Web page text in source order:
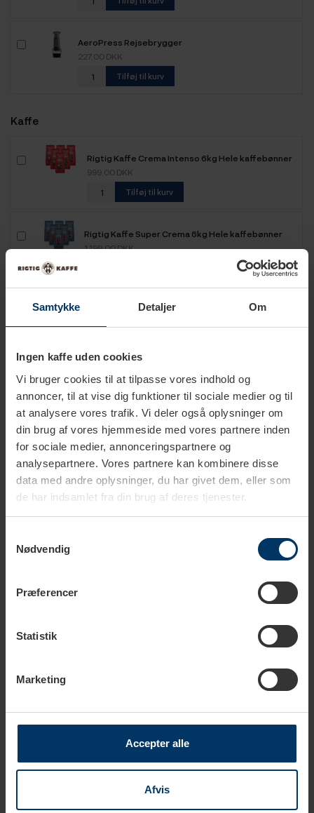
Samtykke Detaljer Om
Ingen kaffe uden cookies
Vi bruger cookies til at tilpasse vores indhold og
annoncer, til at vise dig funktioner til sociale medier og til
at analysere vores trafik. Vi deler også oplysninger om
din brug af vores hjemmeside med vores partnere inden
for sociale medier, annonceringspartnere og
analysepartnere. Vores partnere kan kombinere disse
data med andre oplysninger, du har givet dem, eller som
de har indsamlet fra din brug af deres tjenester.
Nødvendig
Præferencer
Statistik
Marketing
Accepter alle
Afvis
AeroPress Rejsebrygger
227,00 DKK
Tilføj til kurv
Kaffe
Rigtig Kaffe Crema Intenso 6kg Hele kaffebønner
999,00 DKK
Tilføj til kurv
Rigtig Kaffe Super Crema 6kg Hele kaffebønner
1.199,00 DKK
Rigtig Kaffe Organic Mixpakke 4 Varianter
Rigtig Kaffe Verdens Kaffe - 9x400g
899,95 DKK
Tilføj til kurv
Rigtig Kaffe Mixpakke 2,1kg Hele kaffebønner
599,95 DKK
Tilføj til kurv
Rigtig Kaffe Mixpakke 2,2kg Hele kaffebønner
Rigtig Kaffe Mixpakke 5,2kg Hele kaffebønner
Tilføj til kurv